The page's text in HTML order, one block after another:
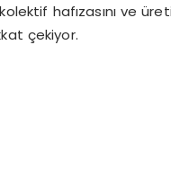
hafızasını ve
çekiyor.